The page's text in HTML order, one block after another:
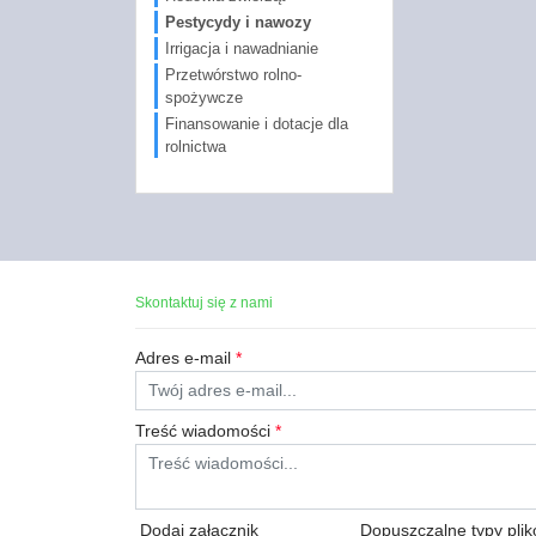
Pestycydy i nawozy
Irrigacja i nawadnianie
Przetwórstwo rolno-
spożywcze
Finansowanie i dotacje dla
rolnictwa
Skontaktuj się z nami
Adres e-mail *
Treść wiadomości *
Dodaj załącznik Dopuszczalne typy